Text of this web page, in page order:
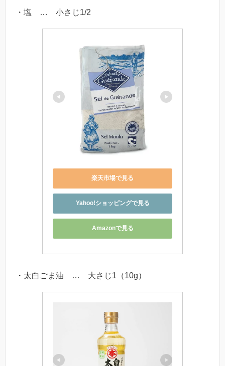
・塩 … 小さじ1/2
楽天市場で見る
Yahoo!ショッピングで見る
Amazonで見る
・太白ごま油 … 大さじ1（10g）